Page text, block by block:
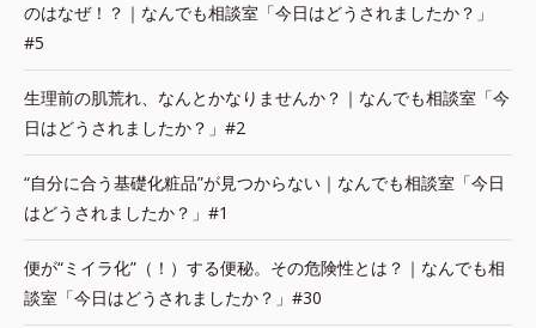
のはなぜ！？｜なんでも相談室「今日はどうされましたか？」
#5
生理前の肌荒れ、なんとかなりませんか？｜なんでも相談室「今
日はどうされましたか？」#2
“自分に合う基礎化粧品”が見つからない｜なんでも相談室「今日
はどうされましたか？」#1
便が“ミイラ化”（！）する便秘。その危険性とは？｜なんでも相
談室「今日はどうされましたか？」#30